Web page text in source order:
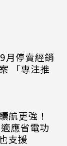
月停賣經銷
「專注推
航更強！
應省電功
支援